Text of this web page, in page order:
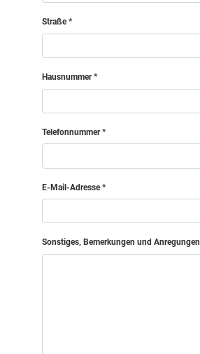
Straße
Hausnummer
Telefonnummer
E-Mail-Adresse
Sonstiges, Bemerkungen und Anregungen